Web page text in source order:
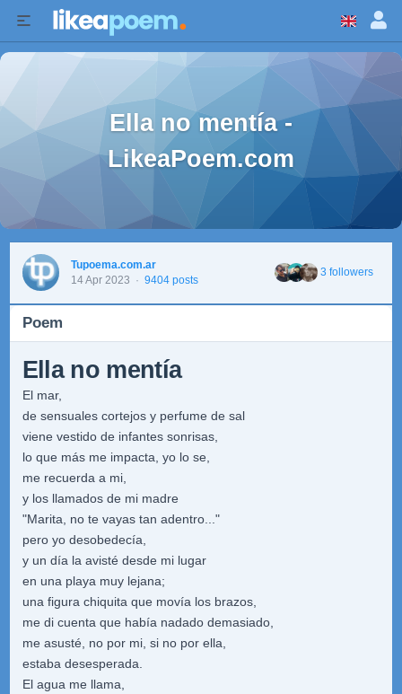
Ella no mentía -
LikeaPoem.com
Tupoema.com.ar
14 Apr 2023 · 9404 posts
3 followers
Poem
Ella no mentía
El mar,
de sensuales cortejos y perfume de sal
viene vestido de infantes sonrisas,
lo que más me impacta, yo lo se,
me recuerda a mi,
y los llamados de mi madre
"Marita, no te vayas tan adentro..."
pero yo desobedecía,
y un día la avisté desde mi lugar
en una playa muy lejana;
una figura chiquita que movía los brazos,
me di cuenta que había nadado demasiado,
me asusté, no por mi, si no por ella,
estaba desesperada.
El agua me llama,